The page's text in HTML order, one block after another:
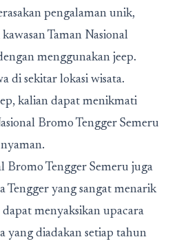
pengalaman unik,
Taman Nasional
menggunakan jeep.
di sekitar lokasi wisata.
kalian dapat menikmati
Bromo Tengger Semeru
Bromo Tengger Semeru juga
Tengger yang sangat menarik
menyaksikan upacara
yang diadakan setiap tahun